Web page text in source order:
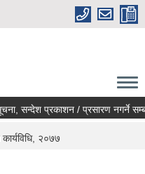
सन्देश प्रकाशन / प्रसारण नगर्ने
२०७७